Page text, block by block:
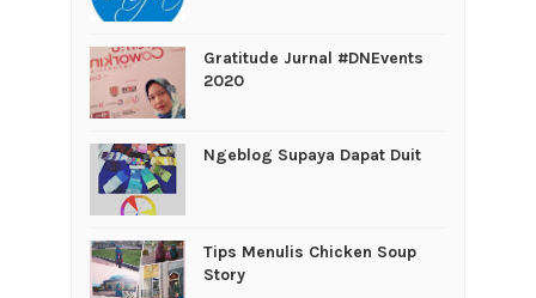
Gratitude Jurnal #DNEvents
2020
Ngeblog Supaya Dapat Duit
Tips Menulis Chicken Soup
Story